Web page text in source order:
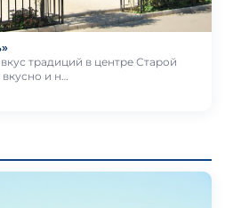
традиций в центре Старой
вкусно и н…